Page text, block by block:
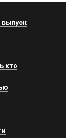
выпуск
кто